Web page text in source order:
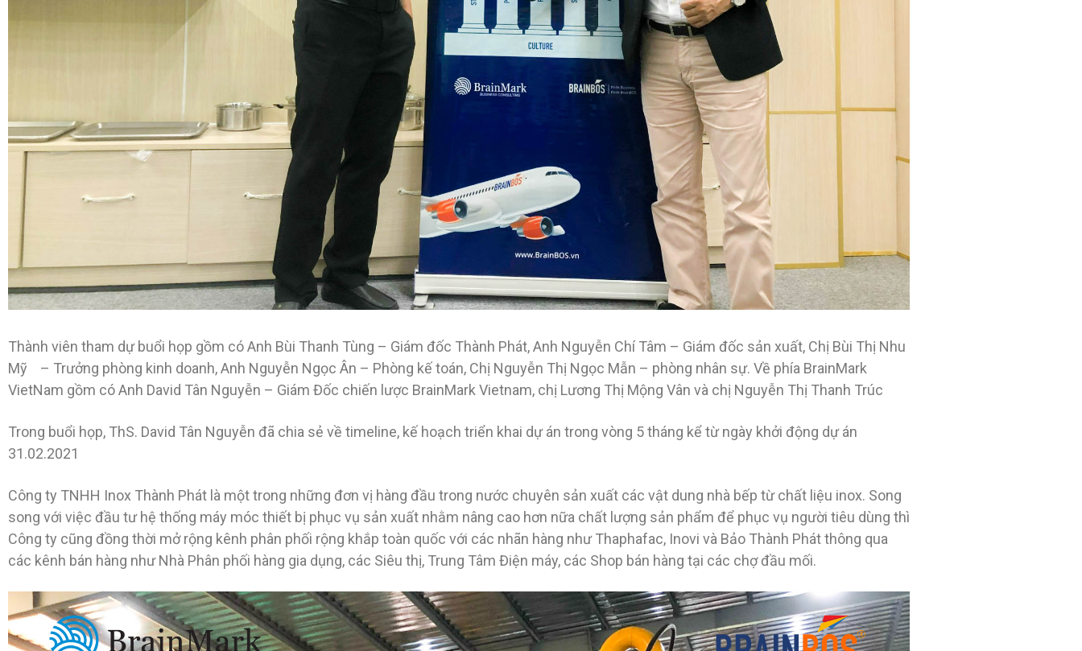
Thành viên tham dự buổi họp gồm có Anh Bùi Thanh Tùng – Giám đốc Thành Phát, Anh Nguyễn Chí Tâm – Giám đốc sản xuất, Chị Bùi Thị Nhu
Mỹ – Trưởng phòng kinh doanh, Anh Nguyễn Ngọc Ân – Phòng kế toán, Chị Nguyễn Thị Ngọc Mẫn – phòng nhân sự. Về phía BrainMark
VietNam gồm có Anh David Tân Nguyễn – Giám Đốc chiến lược BrainMark Vietnam, chị Lương Thị Mộng Vân và chị Nguyễn Thị Thanh Trúc
Trong buổi họp, ThS. David Tân Nguyễn đã chia sẻ về timeline, kế hoạch triển khai dự án trong vòng 5 tháng kể từ ngày khởi động dự án
31.02.2021
Công ty TNHH Inox Thành Phát là một trong những đơn vị hàng đầu trong nước chuyên sản xuất các vật dung nhà bếp từ chất liệu inox. Song
song với việc đầu tư hệ thống máy móc thiết bị phục vụ sản xuất nhằm nâng cao hơn nữa chất lượng sản phẩm để phục vụ người tiêu dùng thì
Công ty cũng đồng thời mở rộng kênh phân phối rộng khắp toàn quốc với các nhãn hàng như Thaphafac, Inovi và Bảo Thành Phát thông qua
các kênh bán hàng như Nhà Phân phối hàng gia dụng, các Siêu thị, Trung Tâm Điện máy, các Shop bán hàng tại các chợ đầu mối.